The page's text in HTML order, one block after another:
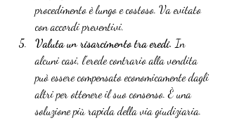
procedimento è lungo e costoso. Va evitato
con accordi preventivi.
Valuta un risarcimento tra eredi. In
alcuni casi, l’erede contrario alla vendita
può essere compensato economicamente dagli
altri per ottenere il suo consenso. È una
soluzione più rapida della via giudiziaria.